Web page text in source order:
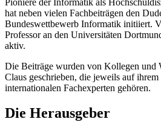
hat neben vielen Fachbeiträgen den
Bundeswettbewerb Informatik initiiert.
Professor an den Universitäten
aktiv.
Die Beiträge wurden von Kollegen und
Claus geschrieben, die jeweils auf ihrem
internationalen Fachexperten gehören.
Die Herausgeber